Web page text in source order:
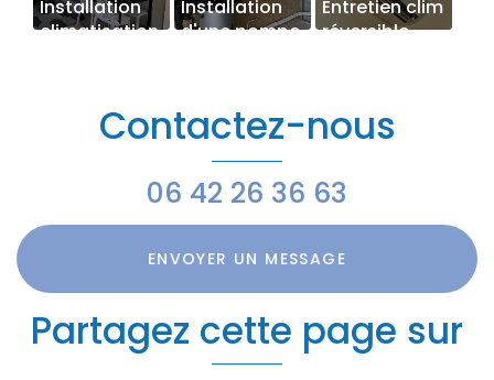
Installation
climatisation
Installation
d'une pompe
Bonnet-De-
Entretien clim
réversible
Contactez-nous
06 42 26 36 63
ENVOYER UN MESSAGE
Partagez cette page sur